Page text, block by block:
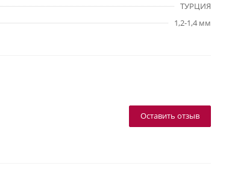
ТУРЦИЯ
1,2-1,4 мм
Оставить отзыв